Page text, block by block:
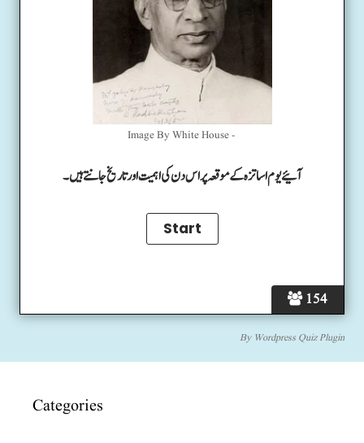
154
Image By White House -
آئیے یوم اساتزہ کے موقعہ پر اس دن کی اہمیت اور تاریخ جانتے ہیں۔
By Wordpress Quiz Plugin
Categories